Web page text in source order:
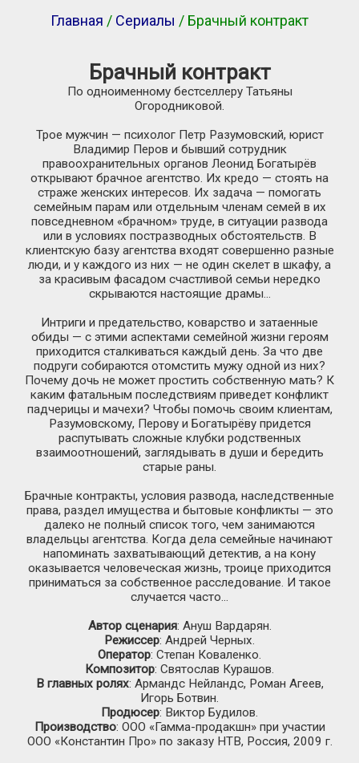
Главная / Сериалы / Брачный контракт
Брачный контракт
По одноименному бестселлеру Татьяны
Огородниковой.
Трое мужчин — психолог Петр Разумовский, юрист
Владимир Перов и бывший сотрудник
правоохранительных органов Леонид Богатырёв
открывают брачное агентство. Их кредо — стоять на
страже женских интересов. Их задача — помогать
семейным парам или отдельным членам семей в их
повседневном «брачном» труде, в ситуации развода
или в условиях постразводных обстоятельств. В
клиентскую базу агентства входят совершенно разные
люди, и у каждого из них — не один скелет в шкафу, а
за красивым фасадом счастливой семьи нередко
скрываются настоящие драмы…
Интриги и предательство, коварство и затаенные
обиды — с этими аспектами семейной жизни героям
приходится сталкиваться каждый день. За что две
подруги собираются отомстить мужу одной из них?
Почему дочь не может простить собственную мать? К
каким фатальным последствиям приведет конфликт
падчерицы и мачехи? Чтобы помочь своим клиентам,
Разумовскому, Перову и Богатырёву придется
распутывать сложные клубки родственных
взаимоотношений, заглядывать в души и бередить
старые раны.
Брачные контракты, условия развода, наследственные
права, раздел имущества и бытовые конфликты — это
далеко не полный список того, чем занимаются
владельцы агентства. Когда дела семейные начинают
напоминать захватывающий детектив, а на кону
оказывается человеческая жизнь, троице приходится
приниматься за собственное расследование. И такое
случается часто…
Автор сценария: Ануш Вардарян.
Режиссер: Андрей Черных.
Оператор: Степан Коваленко.
Композитор: Святослав Курашов.
В главных ролях: Армандс Нейландс, Роман Агеев,
Игорь Ботвин.
Продюсер: Виктор Будилов.
Производство: ООО «Гамма-продакшн»при участии
ООО «Константин Про» по заказу НТВ, Россия, 2009 г.